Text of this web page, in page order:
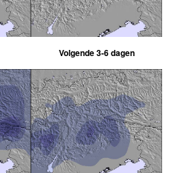
Volgende 3-6 dagen